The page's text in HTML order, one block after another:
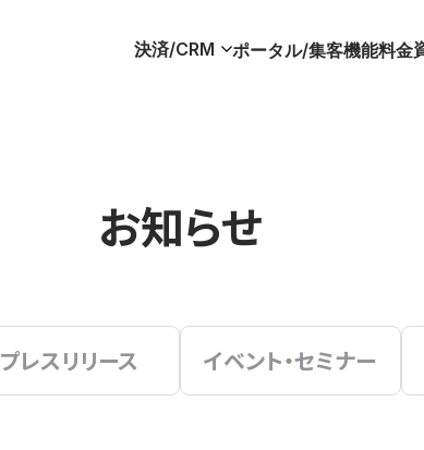
決済/CRM ポータル/集客機能料金
お知らせ
プレスリリース イベント・セミナー